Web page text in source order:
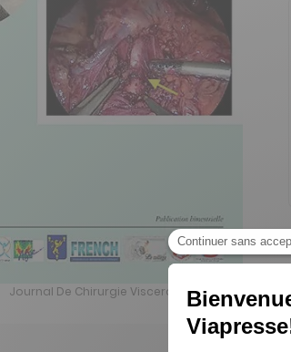
Journal De Chirurgie Viscerale n° 202607